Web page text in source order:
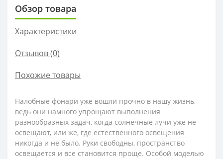
Обзор товара
Характеристики
Отзывов (0)
Похожие товары
Налобные фонари уже вошли прочно в нашу жизнь,
ведь они намного упрощают выполнения
разнообразных задач, когда солнечные лучи уже не
освещают, или же, где естественного освещения
никогда и не было. Руки свободны, пространство
освещается и все становится проще. Особой моделью